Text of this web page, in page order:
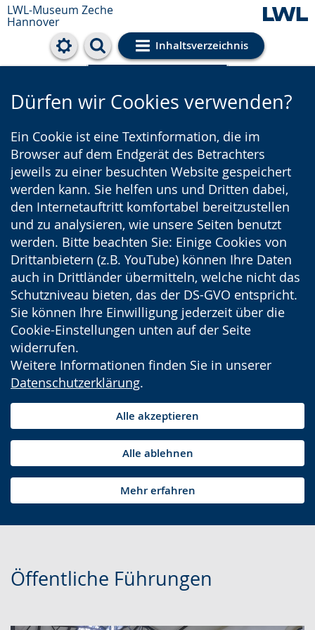
LWL-Museum Zeche
Hannover
Inhaltsverzeichnis
Cookie-Einstellungen
Dürfen wir Cookies verwenden?
Ein Cookie ist eine Textinformation, die im
Browser auf dem Endgerät des Betrachters
jeweils zu einer besuchten Website gespeichert
werden kann. Sie helfen uns und Dritten dabei,
den Internetauftritt komfortabel bereitzustellen
und zu analysieren, wie unsere Seiten benutzt
werden. Bitte beachten Sie: Einige Cookies von
Drittanbietern (z.B. YouTube) können Ihre Daten
auch in Drittländer übermitteln, welche nicht das
Schutzniveau bieten, das der DS-GVO entspricht.
Sie können Ihre Einwilligung jederzeit über die
Cookie-Einstellungen unten auf der Seite
widerrufen.
Weitere Informationen finden Sie in unserer
Datenschutzerklärung.
Alle akzeptieren
Alle ablehnen
Mehr erfahren
Öffentliche Führungen